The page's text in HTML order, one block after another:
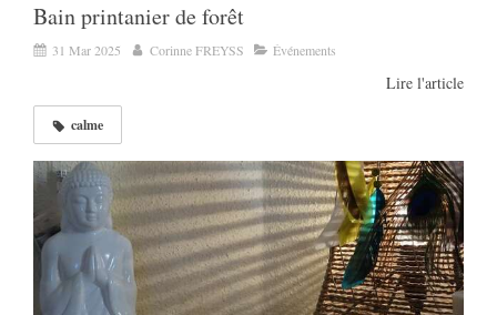
Bain printanier de forêt
31 Mar 2025 Corinne FREYSS Événements
Lire l'article
calme